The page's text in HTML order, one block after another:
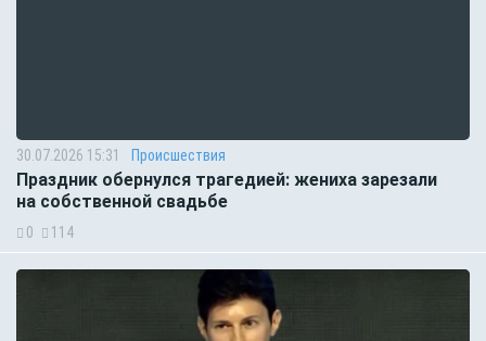
30.07.2026 15:31 Происшествия
Праздник обернулся трагедией: жениха зарезали
на собственной свадьбе
0 114